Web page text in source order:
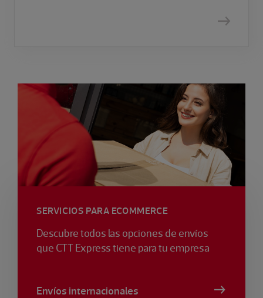
SERVICIOS PARA ECOMMERCE
Descubre todos las opciones de envíos
que CTT Express tiene para tu empresa
Envíos internacionales